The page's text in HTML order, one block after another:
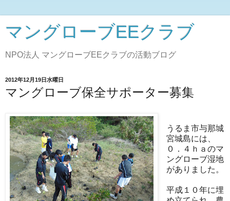
マングローブEEクラブ
NPO法人 マングローブEEクラブの活動ブログ
2012年12月19日水曜日
マングローブ保全サポーター募集
うるま市与那城
宮城島には、
０．４ｈａのマ
ングローブ湿地
がありました。
平成１０年に埋